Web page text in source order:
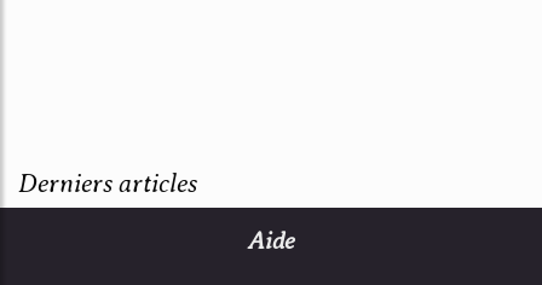
Derniers articles
Aide